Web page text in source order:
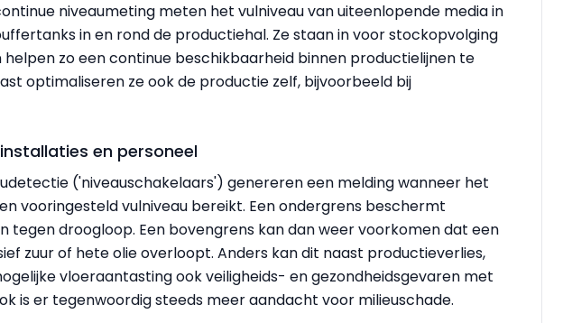
niveaumeting meten het vulniveau van uiteenlopende media in
in en rond de productiehal. Ze staan in voor stockopvolging
zo een continue beschikbaarheid binnen productielijnen te
optimaliseren ze ook de productie zelf, bijvoorbeeld bij
en personeel
('niveauschakelaars') genereren een melding wanneer het
vooringesteld vulniveau bereikt. Een ondergrens beschermt
tegen droogloop. Een bovengrens kan dan weer voorkomen dat een
zuur of hete olie overloopt. Anders kan dit naast productieverlies,
vloeraantasting ook veiligheids- en gezondheidsgevaren met
is er tegenwoordig steeds meer aandacht voor milieuschade.